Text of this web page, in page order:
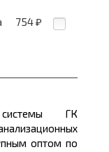
754 ₽
ГК
оптом по